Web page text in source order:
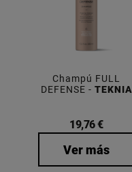
Champú FULL
DEFENSE - TEKNIA
19,76 €
Ver más